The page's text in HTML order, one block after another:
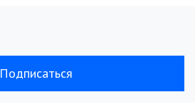
Подписаться